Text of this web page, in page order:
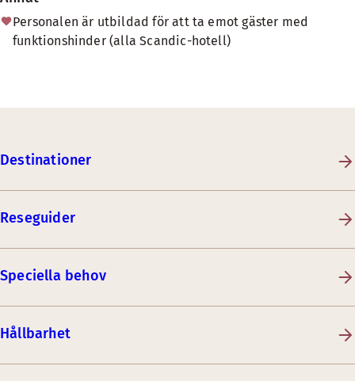
Personalen är utbildad för att ta emot gäster med
funktionshinder (alla Scandic-hotell)
Destinationer
Reseguider
Speciella behov
Hållbarhet